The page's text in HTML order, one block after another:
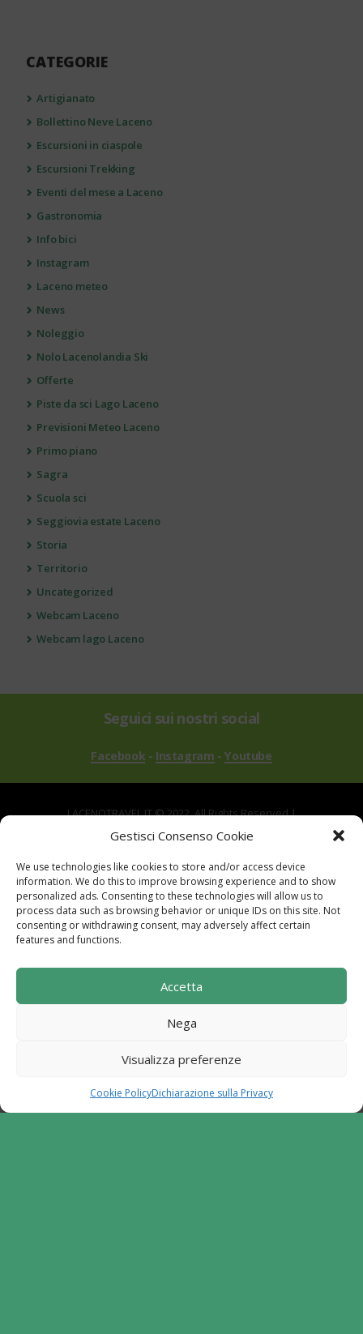
Gestisci Consenso Cookie
We use technologies like cookies to store and/or access device
information. We do this to improve browsing experience and to show
personalized ads. Consenting to these technologies will allow us to
process data such as browsing behavior or unique IDs on this site. Not
consenting or withdrawing consent, may adversely affect certain
features and functions.
Accetta
Nega
Visualizza preferenze
Cookie PolicyDichiarazione sulla Privacy
CATEGORIE
Artigianato
Bollettino Neve Laceno
Escursioni in ciaspole
Escursioni Trekking
Eventi del mese a Laceno
Gastronomia
Info bici
Instagram
Laceno meteo
News
Noleggio
Nolo Lacenolandia Ski
Offerte
Piste da sci Lago Laceno
Previsioni Meteo Laceno
Primo piano
Sagra
Scuola sci
Seggiovia estate Laceno
Storia
Territorio
Uncategorized
Webcam Laceno
Webcam lago Laceno
Seguici sui nostri social
Facebook - Instagram -Youtube
LACENOTRAVEL.IT © 2022. All Rights Reserved |
via Alle Mandrie, 83043 Bagnoli Irpino AV | P.IVA
Powered byTreeWeb|Privacy| Cookie |
Contatti |Mappa del Sito
Sito realizzato con i fondi del "Gruppo di Azione
Locale I Sentieri del Buon Vivere s.c. a r.l.".
Programma di Sviluppo Rurale per la Campania
2014-2020. Misura 19 - Sviluppo Locale di tipo
6.2.1. Aiuto all'avviamento d'impresa per attività